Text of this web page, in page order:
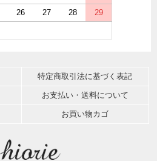
26 27 28
29
特定商取引法に基づく表記
お支払い・送料について
お買い物カゴ